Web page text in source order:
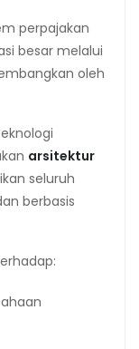
perpajakan
besar melalui
oleh
arsitektur
seluruh
berbasis